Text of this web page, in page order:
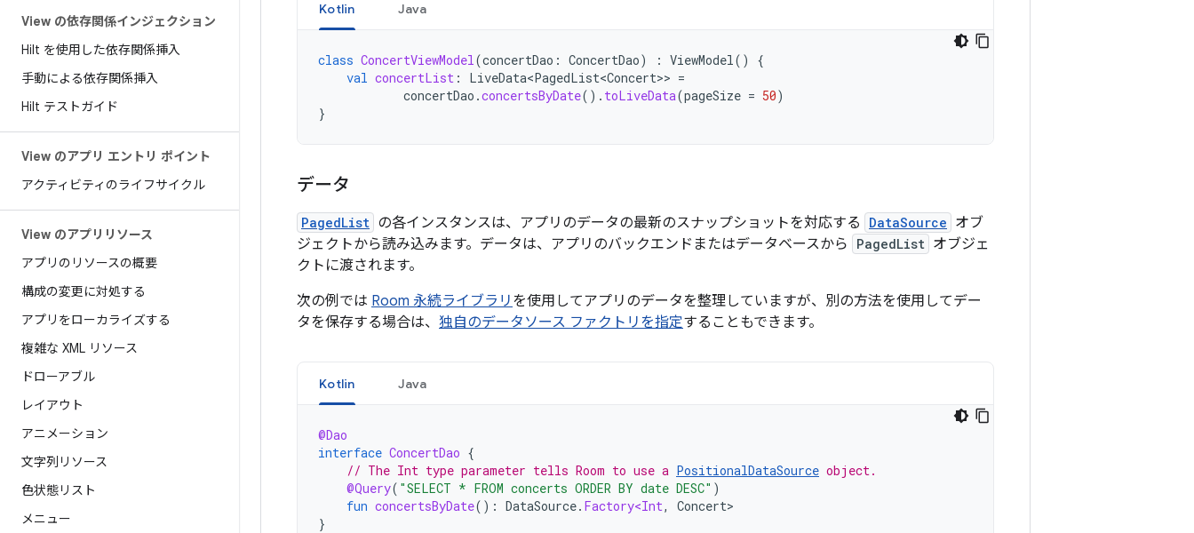
View の依存関係インジェクション
Hilt を使用した依存関係挿入
手動による依存関係挿入
Hilt テストガイド
View のアプリ エントリ ポイント
アクティビティのライフサイクル
View のアプリリソース
アプリのリソースの概要
構成の変更に対処する
アプリをローカライズする
複雑な XML リソース
ドローアブル
レイアウト
アニメーション
文字列リソース
色状態リスト
メニュー
Kotlin Java
class ConcertViewModel(concertDao : ConcertDao) : ViewModel()
{
val concertList : LiveData<PagedList<Concert>> =
concertDao .concertsByDate(). toLiveData(pageSize = 50)
}
データ
PagedList の各インスタンスは、アプリのデータの最新のスナップショットを対応する DataSource オブ
ジェクトから読み込みます。データは、アプリのバックエンドまたはデータベースから
PagedList オブジェ
クトに渡されます。
次の例では Room 永続ライブラリ を使用してアプリのデータを整理していますが、別の方法を使用してデー
タを保存する場合は、 独自のデータソース ファクトリを指定することもできます。
Kotlin Java
@Dao
interface ConcertDao {
// The Int type parameter tells Room to use a PositionalDataSource object.
@Query( "SELECT * FROM concerts ORDER BY date DESC" )
fun concertsByDate(): DataSource. Factory<Int, Concert
}